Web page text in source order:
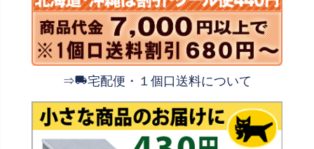
⇒ 宅配便・１個口送料について